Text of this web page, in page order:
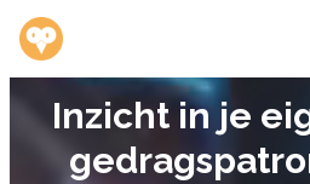
Inzicht in je